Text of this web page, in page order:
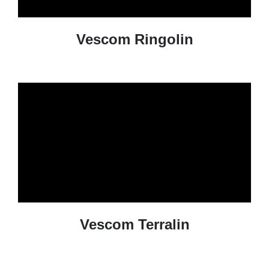
Vescom Ringolin
Vescom Terralin